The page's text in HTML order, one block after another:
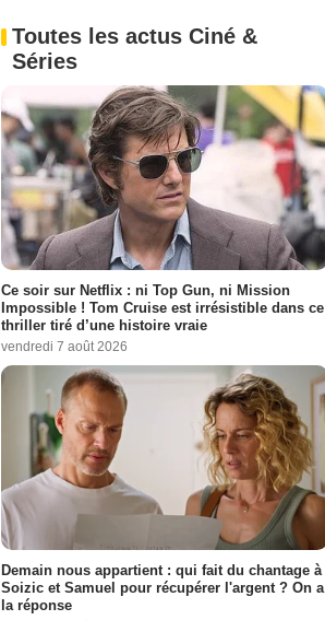
Toutes les actus Ciné &
Séries
Ce soir sur Netflix : ni Top Gun, ni Mission
Impossible ! Tom Cruise est irrésistible dans ce
thriller tiré d’une histoire vraie
vendredi 7 août 2026
Demain nous appartient : qui fait du chantage à
Soizic et Samuel pour récupérer l'argent ? On a
la réponse